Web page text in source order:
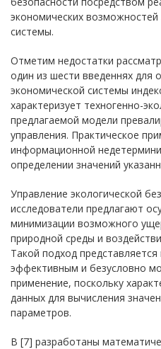
экономических
системы.
Отметим недостатки
один из шести введеннях для
экономической системы
характеризует техногенно-
предлагаемой модели
управления. Практическое
информационной
определении значений
Управление экологической
исследователи предлагают
минимизации возможного
природной среды и
Такой подход
эффективным и безусловно
применение, поскольку
данных для вычисления
параметров.
В [7] разработаны